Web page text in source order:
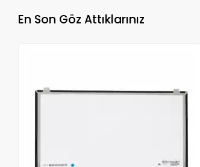
En Son Göz Attıklarınız